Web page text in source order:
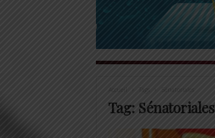
Accueil Tags Sénatoriales
Tag: Sénatoriales